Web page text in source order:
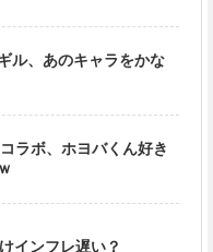
ル、あのキャラをかな
ラボ、ホヨバくん好き
インフレ遅い？